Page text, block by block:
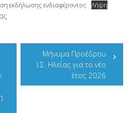
εκδήλωσης ενδιαφέροντος Λήψη
Μήνυμα Προέδρου
Ι.Σ. Ηλείας για το νέο
έτος 2026